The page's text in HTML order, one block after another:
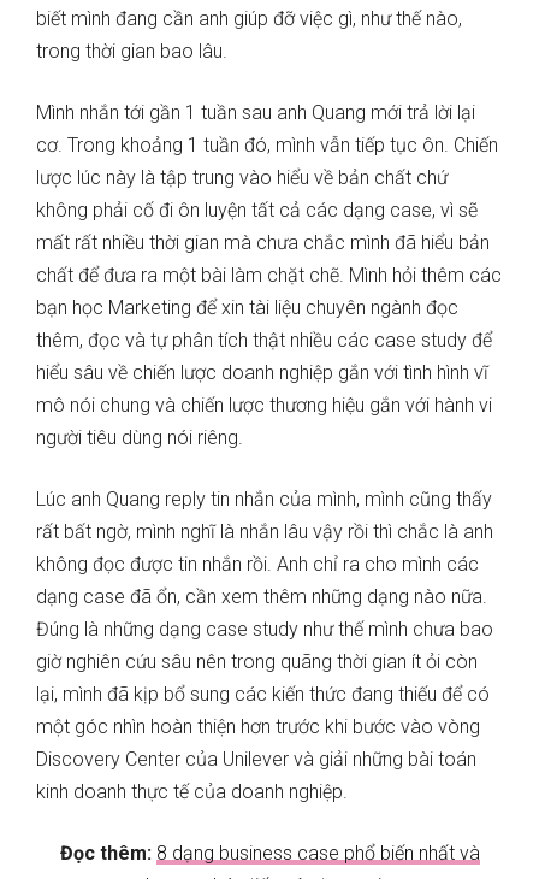
biết mình đang cần anh giúp đỡ việc gì, như thế nào,
trong thời gian bao lâu.
Mình nhắn tới gần 1 tuần sau anh Quang mới trả lời lại
cơ. Trong khoảng 1 tuần đó, mình vẫn tiếp tục ôn. Chiến
lược lúc này là tập trung vào hiểu về bản chất chứ
không phải cố đi ôn luyện tất cả các dạng case, vì sẽ
mất rất nhiều thời gian mà chưa chắc mình đã hiểu bản
chất để đưa ra một bài làm chặt chẽ. Mình hỏi thêm các
bạn học Marketing để xin tài liệu chuyên ngành đọc
thêm, đọc và tự phân tích thật nhiều các case study để
hiểu sâu về chiến lược doanh nghiệp gắn với tình hình vĩ
mô nói chung và chiến lược thương hiệu gắn với hành vi
người tiêu dùng nói riêng.
Lúc anh Quang reply tin nhắn của mình, mình cũng thấy
rất bất ngờ, mình nghĩ là nhắn lâu vậy rồi thì chắc là anh
không đọc được tin nhắn rồi. Anh chỉ ra cho mình các
dạng case đã ổn, cần xem thêm những dạng nào nữa.
Đúng là những dạng case study như thế mình chưa bao
giờ nghiên cứu sâu nên trong quãng thời gian ít ỏi còn
lại, mình đã kịp bổ sung các kiến thức đang thiếu để có
một góc nhìn hoàn thiện hơn trước khi bước vào vòng
Discovery Center của Unilever và giải những bài toán
kinh doanh thực tế của doanh nghiệp.
Đọc thêm: 8 dạng business case phổ biến nhất và